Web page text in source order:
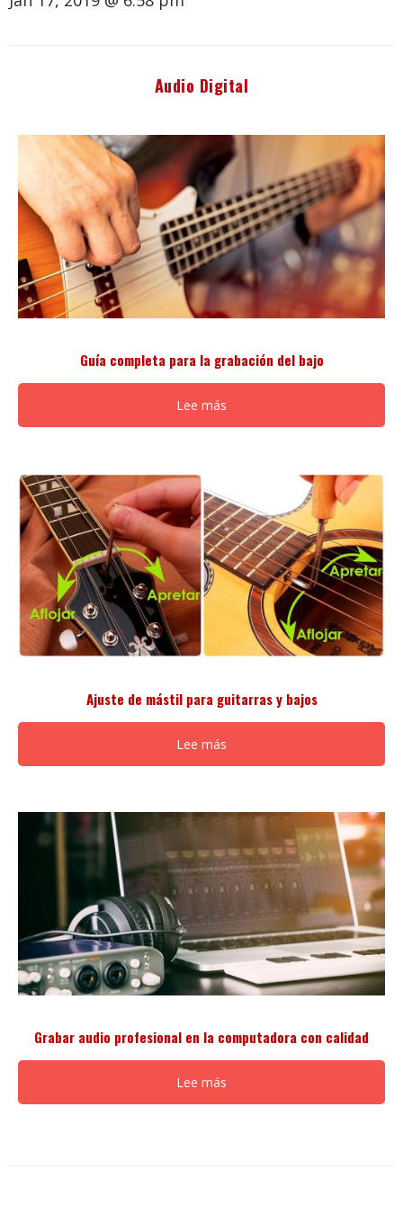
Audio Digital
Guía completa para la grabación del bajo
Lee más
Ajuste de mástil para guitarras y bajos
Lee más
Grabar audio profesional en la computadora con calidad
Lee más